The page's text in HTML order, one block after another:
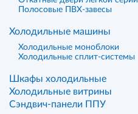
Полосовые ПВХ-завесы
Холодильные машины
Холодильные моноблоки
Холодильные сплит-системы
Шкафы холодильные
Холодильные витрины
Сэндвич-панели ППУ